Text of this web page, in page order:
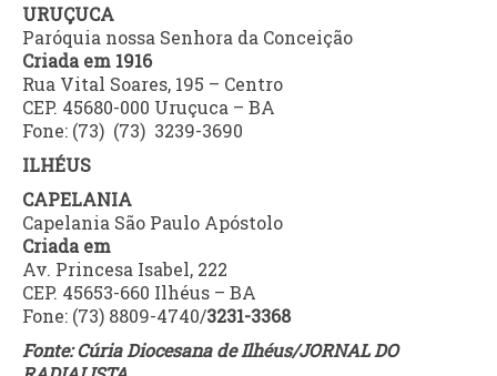
URUÇUCA
Paróquia nossa Senhora da Conceição
Criada em 1916
Rua Vital Soares, 195 – Centro
CEP. 45680-000 Uruçuca – BA
Fone: (73) (73) 3239-3690
ILHÉUS
CAPELANIA
Capelania São Paulo Apóstolo
Criada em
Av. Princesa Isabel, 222
CEP. 45653-660 Ilhéus – BA
Fone: (73) 8809-4740/3231-3368
Fonte: Cúria Diocesana de Ilhéus/JORNAL DO